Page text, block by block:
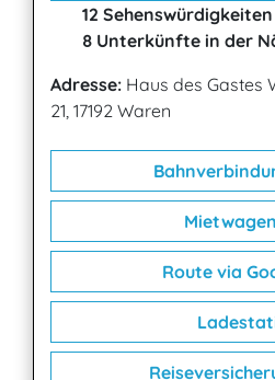
12
8 Unterkünfte in der
Adresse: Haus des Gastes
21, 17192 Waren
Route via